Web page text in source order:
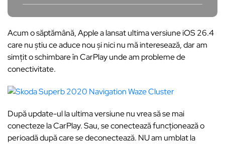
Acum o săptămână, Apple a lansat ultima versiune iOS 26.4
care nu știu ce aduce nou și nici nu mă interesează, dar am
simțit o schimbare în CarPlay unde am probleme de
conectivitate.
După update-ul la ultima versiune nu vrea să se mai
conecteze la CarPlay. Sau, se conectează funcționează o
perioadă după care se deconectează. NU am umblat la